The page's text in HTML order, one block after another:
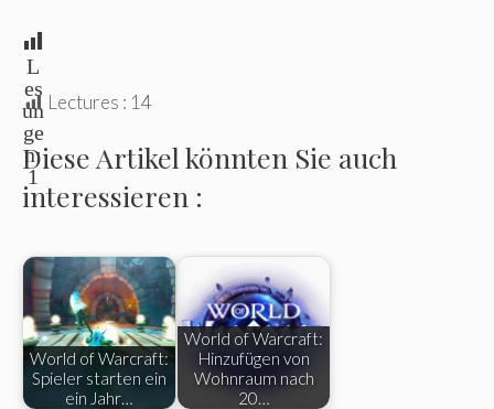
L
es
un
ge
n:
1
Lectures : 14
Diese Artikel könnten Sie auch
interessieren :
World of Warcraft:
Spieler starten ein
ein Jahr…
World of Warcraft:
Hinzufügen von
Wohnraum nach
20…